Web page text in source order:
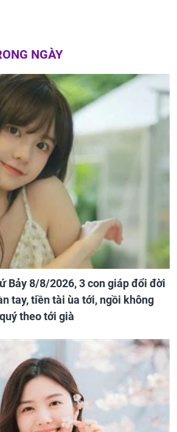
NGÀY
Bảy 8/8/2026, 3 con giáp đổi đời
tay, tiền tài ùa tới, ngồi không
theo tới già